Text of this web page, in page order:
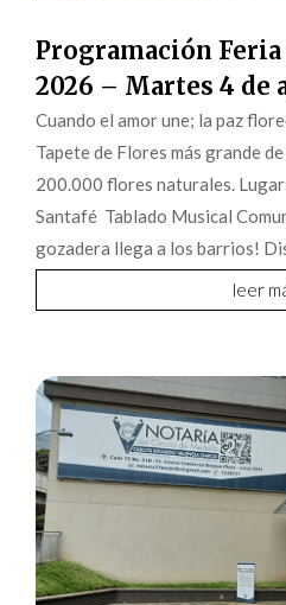
Programación
2026 – Martes 4 de
Cuando el amor une; la paz
Tapete de Flores más grande
200.000 flores naturales.
Santafé Tablado Musical
gozadera llega a los barrios!
leer